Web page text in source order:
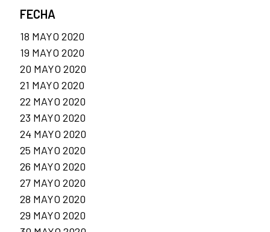
FECHA
18 MAYO 2020
19 MAYO 2020
20 MAYO 2020
21 MAYO 2020
22 MAYO 2020
23 MAYO 2020
24 MAYO 2020
25 MAYO 2020
26 MAYO 2020
27 MAYO 2020
28 MAYO 2020
29 MAYO 2020